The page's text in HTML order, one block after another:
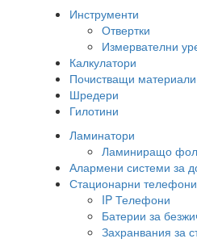
Инструменти
Отвертки
Измервателни
Калкулатори
Почистващи материали
Шредери
Гилотини
Ламинатори
Ламиниращо
Алармени системи за
Стационарни телефони
IP Телефони
Батерии за
Захранвания за